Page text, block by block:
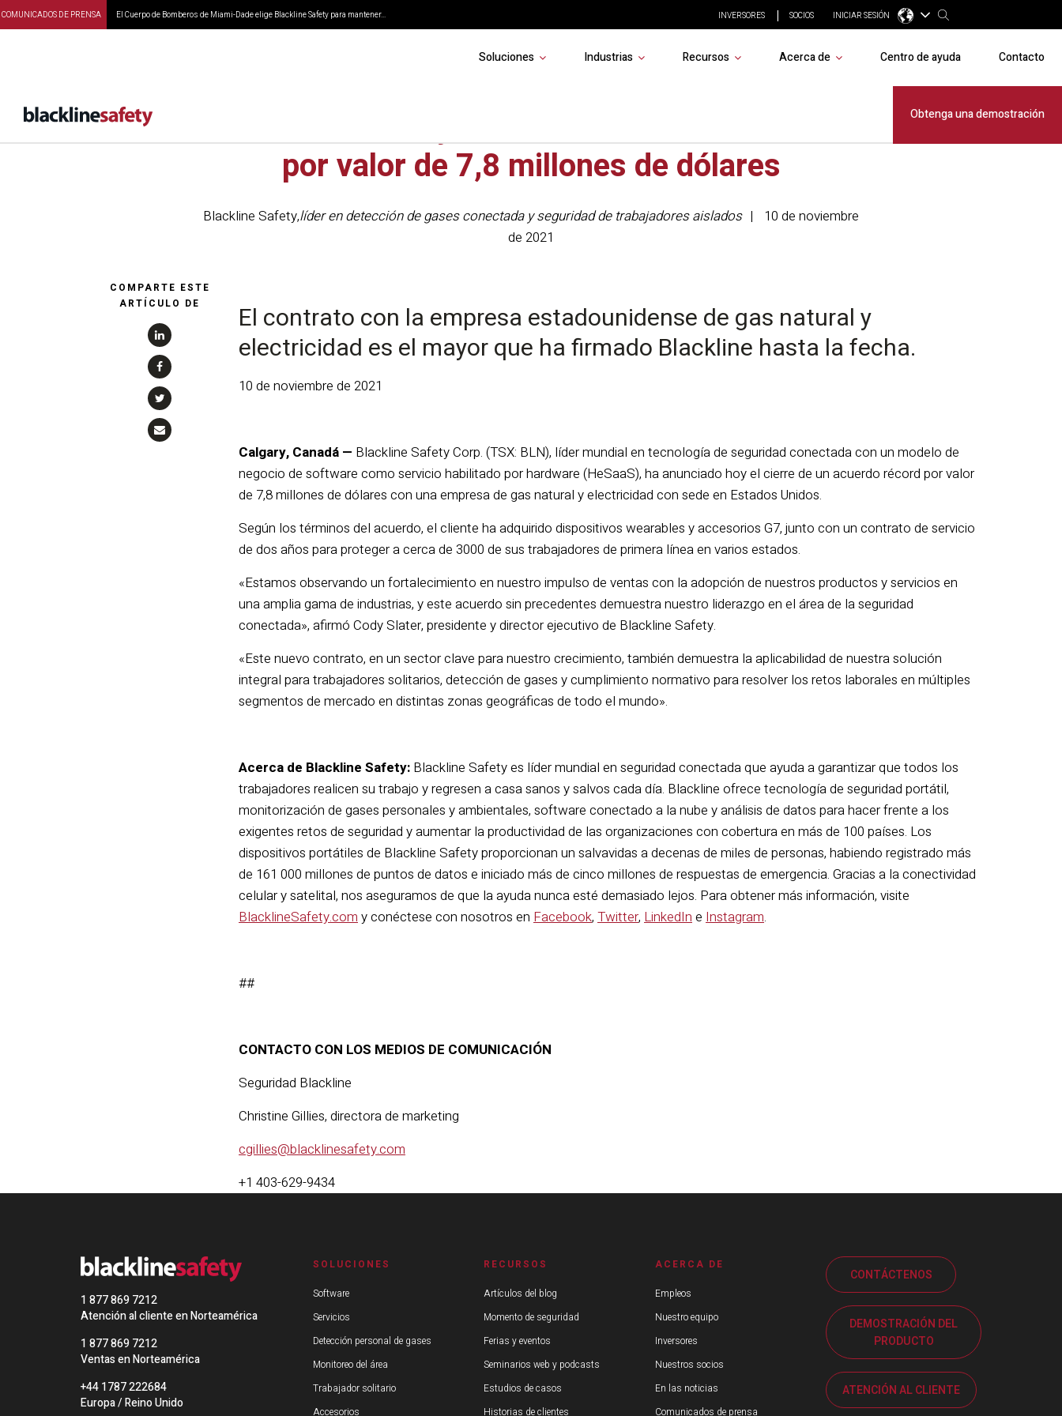
COMUNICADOS DE PRENSA El Cuerpo de Bomberos de Miami-Dade elige Blackline Safety para mantener... INVERSORES SOCIOS INICIAR SESIÓN
Soluciones Industrias Recursos Acerca de Centro de ayuda Contacto
Obtenga una demostración
por valor de 7,8 millones de dólares
Blackline Safety,líder en detección de gases conectada y seguridad de trabajadores aislados
10 de noviembre
de 2021
COMPARTE ESTE
ARTÍCULO DE
El contrato con la empresa estadounidense de gas natural y
electricidad es el mayor que ha firmado Blackline hasta la fecha.
10 de noviembre de 2021
Calgary, Canadá — Blackline Safety Corp. (TSX: BLN), líder mundial en tecnología de seguridad conectada con un modelo de
negocio de software como servicio habilitado por hardware (HeSaaS), ha anunciado hoy el cierre de un acuerdo récord por valor
de 7,8 millones de dólares con una empresa de gas natural y electricidad con sede en Estados Unidos.
Según los términos del acuerdo, el cliente ha adquirido dispositivos wearables y accesorios G7, junto con un contrato de servicio
de dos años para proteger a cerca de 3000 de sus trabajadores de primera línea en varios estados.
«Estamos observando un fortalecimiento en nuestro impulso de ventas con la adopción de nuestros productos y servicios en
una amplia gama de industrias, y este acuerdo sin precedentes demuestra nuestro liderazgo en el área de la seguridad
conectada», afirmó Cody Slater, presidente y director ejecutivo de Blackline Safety.
«Este nuevo contrato, en un sector clave para nuestro crecimiento, también demuestra la aplicabilidad de nuestra solución
integral para trabajadores solitarios, detección de gases y cumplimiento normativo para resolver los retos laborales en múltiples
segmentos de mercado en distintas zonas geográficas de todo el mundo».
Acerca de Blackline Safety: Blackline Safety es líder mundial en seguridad conectada que ayuda a garantizar que todos los
trabajadores realicen su trabajo y regresen a casa sanos y salvos cada día. Blackline ofrece tecnología de seguridad portátil,
monitorización de gases personales y ambientales, software conectado a la nube y análisis de datos para hacer frente a los
exigentes retos de seguridad y aumentar la productividad de las organizaciones con cobertura en más de 100 países. Los
dispositivos portátiles de Blackline Safety proporcionan un salvavidas a decenas de miles de personas, habiendo registrado más
de 161 000 millones de puntos de datos e iniciado más de cinco millones de respuestas de emergencia. Gracias a la conectividad
celular y satelital, nos aseguramos de que la ayuda nunca esté demasiado lejos. Para obtener más información, visite
BlacklineSafety.comy conéctese con nosotros en Facebook, Twitter, LinkedIne Instagram.
##
CONTACTO CON LOS MEDIOS DE COMUNICACIÓN
Seguridad Blackline
Christine Gillies, directora de marketing
cgillies@blacklinesafety.com
+1 403-629-9434
1 877 869 7212
Atención al cliente en Norteamérica
1 877 869 7212
Ventas en Norteamérica
+44 1787 222684
Europa / Reino Unido
SOLUCIONES
Software
Servicios
Detección personal de gases
Monitoreo del área
Trabajador solitario
Accesorios
RECURSOS
Artículos del blog
Momento de seguridad
Ferias y eventos
Seminarios web y podcasts
Estudios de casos
Historias de clientes
ACERCA DE
Empleos
Nuestro equipo
Inversores
Nuestros socios
En las noticias
Comunicados de prensa
CONTÁCTENOS
DEMOSTRACIÓN DEL
PRODUCTO
ATENCIÓN AL CLIENTE